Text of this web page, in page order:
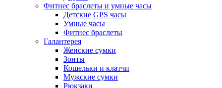
Фитнес браслеты и умные часы
Детские GPS часы
Умные часы
Фитнес браслеты
Галантерея
Женские сумки
Зонты
Кошельки и клатчи
Мужские сумки
Рюкзаки